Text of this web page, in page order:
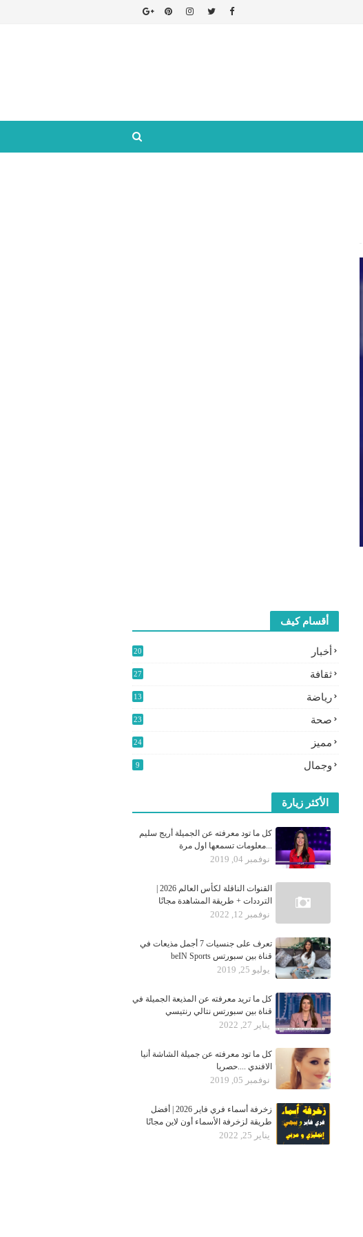
أقسام كيف
أخبار
20
ثقافة
27
رياضة
13
صحة 23
مميز
24
وجمال 9
الأكثر زيارة
كل ما تود معرفته عن الجميلة أريج سليم
...معلومات تسمعها اول مرة
نوفمبر 04, 2019
الترددات + طريقة المشاهدة مجانًا
نوفمبر 12, 2022
تعرف على جنسيات 7 أجمل مذيعات في
قناة بين سبورتس beIN Sports
يوليو 25, 2019
كل ما تريد معرفته عن المذيعة الجميلة في
قناة بين سبورتس نتالي رنتيسي
يناير 27, 2022
كل ما تود معرفته عن جميلة الشاشة أنيا
الافندي ....حصريا
نوفمبر 05, 2019
زخرفة أسماء فري فاير 2026 | أفضل
طريقة لزخرفة الأسماء أون لاين مجانًا
يناير 25, 2022